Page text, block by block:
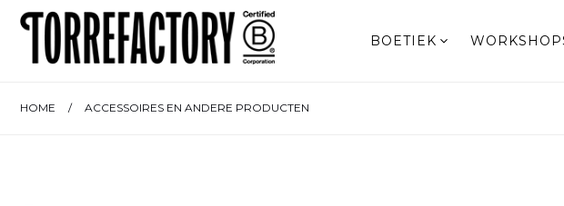
Ga naar de inhoud
BOETIEK
HOME / ACCESSOIRES EN ANDERE PRODUCTEN